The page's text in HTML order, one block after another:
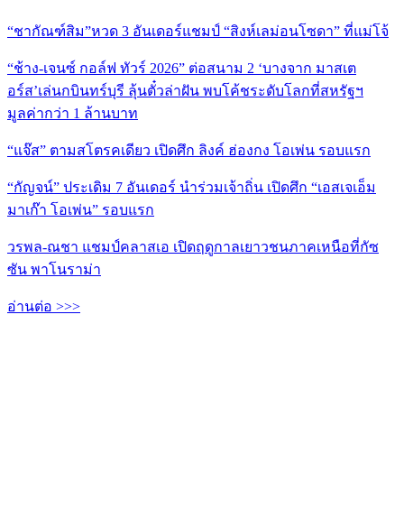
“ชากัณฑ์สิม”หวด 3 อันเดอร์แชมป์ “สิงห์เลม่อนโซดา” ที่แม่โจ้
“ช้าง-เจนซ์ กอล์ฟ ทัวร์ 2026” ต่อสนาม 2 ‘บางจาก มาสเต
อร์ส’เล่นกบินทร์บุรี ลุ้นตั๋วล่าฝัน พบโค้ชระดับโลกที่สหรัฐฯ
มูลค่ากว่า 1 ล้านบาท
“แจ๊ส” ตามสโตรคเดียว เปิดศึก ลิงค์ ฮ่องกง โอเพ่น รอบแรก
“กัญจน์” ประเดิม 7 อันเดอร์ นำร่วมเจ้าถิ่น เปิดศึก “เอสเจเอ็ม
มาเก๊า โอเพ่น” รอบแรก
วรพล-ณชา แชมป์คลาสเอ เปิดฤดูกาลเยาวชนภาคเหนือที่กัซ
ซัน พาโนราม่า
อ่านต่อ >>>